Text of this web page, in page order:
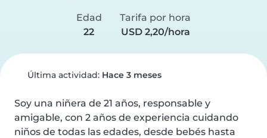
Edad
22
Tarifa por hora
USD 2,20/hora
Última actividad: Hace 3 meses
Soy una niñera de 21 años, responsable y
amigable, con 2 años de experiencia cuidando
niños de todas las edades, desde bebés hasta